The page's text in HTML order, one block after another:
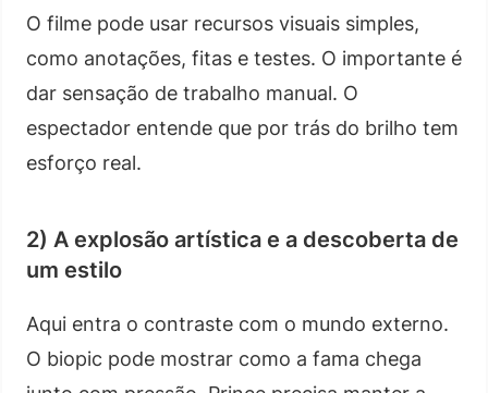
O filme pode usar recursos visuais simples,
como anotações, fitas e testes. O importante é
dar sensação de trabalho manual. O
espectador entende que por trás do brilho tem
esforço real.
2) A explosão artística e a descoberta de
um estilo
Aqui entra o contraste com o mundo externo.
O biopic pode mostrar como a fama chega